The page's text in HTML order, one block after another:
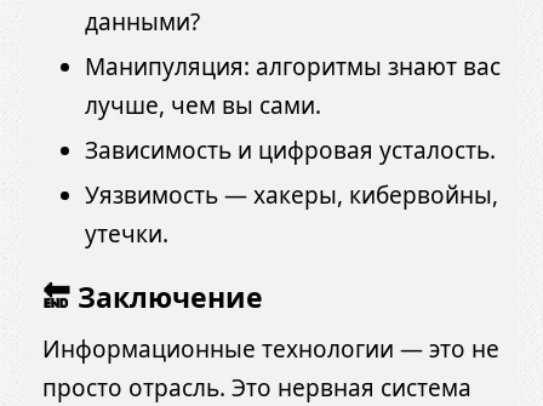
данными?
Манипуляция: алгоритмы знают вас
лучше, чем вы сами.
Зависимость и цифровая усталость.
Уязвимость — хакеры, кибервойны,
утечки.
🔚 Заключение
Информационные технологии — это не
просто отрасль. Это нервная система